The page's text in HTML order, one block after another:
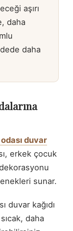
aşırı
daha
daha
duvar
erkek çocuk
sunar.
duvar kağıdı
daha